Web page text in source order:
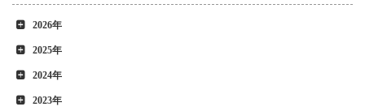
2026年
2025年
2024年
2023年